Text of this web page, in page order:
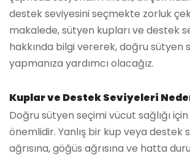
destek seviyesini seçmekte zorluk
makalede, sütyen kupları ve destek
hakkında bilgi vererek, doğru sütyen
yapmanıza yardımcı olacağız.
Kuplar ve Destek Seviyeleri
Doğru sütyen seçimi vücut sağlığı
önemlidir. Yanlış bir kup veya destek
ağrısına, göğüs ağrısına ve hatta